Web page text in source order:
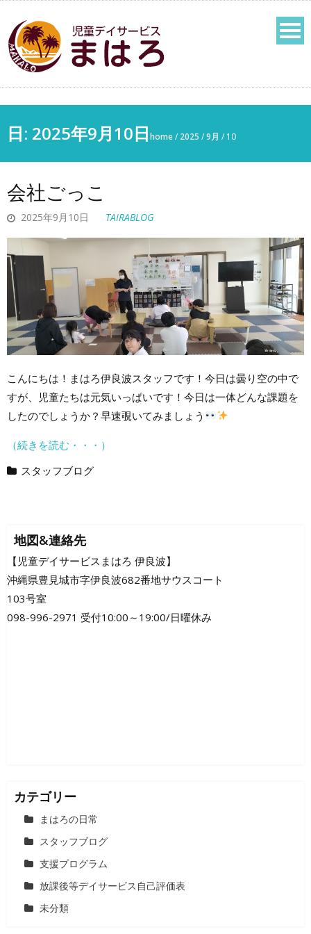
日: 2025年9月10日home/ 2025 /9月 / 10
会社ごっこ
2025年9月10日 TAIRABLOG
こんにちは！まはろ伊良波スタッフです！今日は曇り空の中で
すが、児童たちは元気いっぱいです！今日は一体どんな課題を
したのでしょうか？早速覗いてみましょう
（続きを読む・・・）
スタッフブログ
地図&連絡先
【児童デイサービスまはろ 伊良波】
沖縄県豊見城市字伊良波682番地サウスコート
103号室
098-996-2971 受付10:00～19:00/日曜休み
カテゴリー
まはろの日常
スタッフブログ
支援プログラム
放課後等デイサービス自己評価表
未分類